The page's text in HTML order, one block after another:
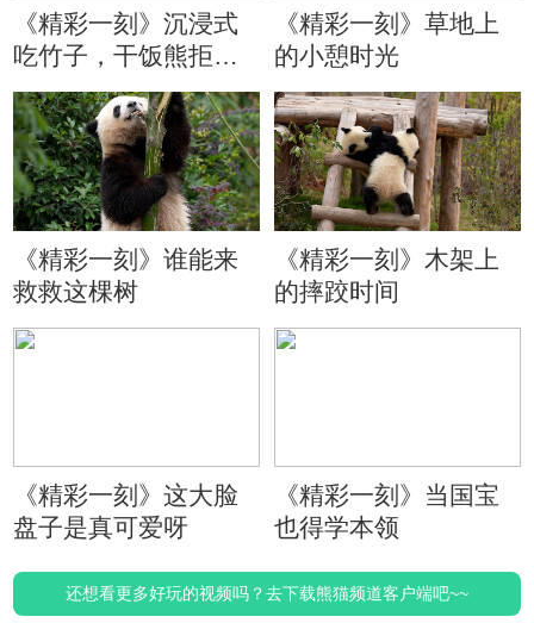
《精彩一刻》沉浸式
吃竹子，干饭熊拒绝
分心
《精彩一刻》草地上
的小憩时光
《精彩一刻》谁能来
救救这棵树
《精彩一刻》木架上
的摔跤时间
《精彩一刻》这大脸
盘子是真可爱呀
《精彩一刻》当国宝
也得学本领
还想看更多好玩的视频吗？去下载熊猫频道客户端吧~~